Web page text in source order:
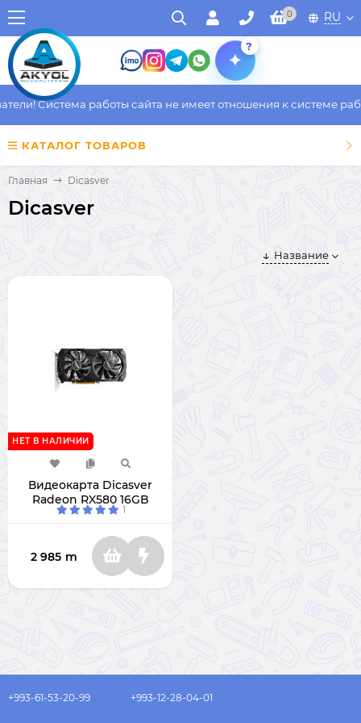
0 RU
?
Система работы сайта не имеет отношения к системе
КАТАЛОГ ТОВАРОВ
Главная Dicasver
Dicasver
Название
Видеокарта Dicasver
Radeon RX580 16GB
НЕТ В НАЛИЧИИ
1
2 985 m
+993-61-53-20-99 +993-12-28-04-01